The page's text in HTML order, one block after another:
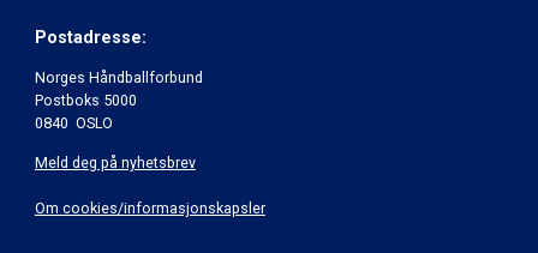
Postadresse:
Norges Håndballforbund
Postboks 5000
0840 OSLO
Meld deg på nyhetsbrev
Om cookies/informasjonskapsler